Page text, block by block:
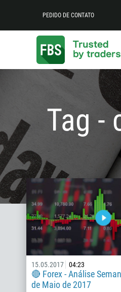
PEDIDO DE CONTATO
Tag -
15.05.2017 04:23
🔴 Forex - Análise
de Maio de 2017